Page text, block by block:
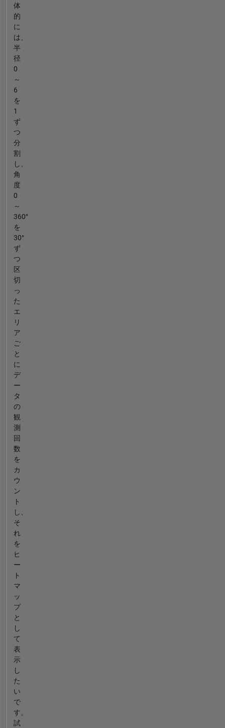
体
的
に
は、
半
径
0
～
6
を
1
ず
つ
分
割
し、
角
度
0
～
360°
を
30°
ず
つ
区
切
っ
た
エ
リ
ア
ご
と
に
デ
ー
タ
の
観
測
回
数
を
カ
ウ
ン
ト
し、
そ
れ
を
ヒ
ー
ト
マ
ッ
プ
と
し
て
表
示
し
た
い
で
す。
試